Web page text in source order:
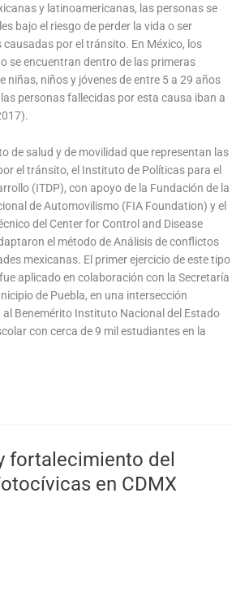
y latinoamericanas, las personas se
bajo el riesgo de perder la vida o ser
causadas por el tránsito. En México, los
se encuentran dentro de las primeras
niñas, niños y jóvenes de entre 5 a 29 años
las personas fallecidas por esta causa iban a
de salud y de movilidad que representan las
el tránsito, el Instituto de Políticas para el
(ITDP), con apoyo de la Fundación de la
de Automovilismo (FIA Foundation) y el
del Center for Control and Disease
el método de Análisis de conflictos
mexicanas. El primer ejercicio de este tipo
aplicado en colaboración con la Secretaría
de Puebla, en una intersección
Benemérito Instituto Nacional del Estado
con cerca de 9 mil estudiantes en la
fortalecimiento del
en CDMX